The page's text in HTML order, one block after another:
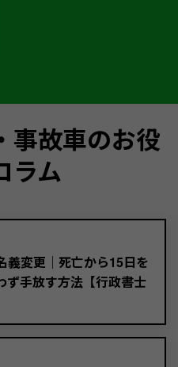
事故車のお役
ラム
義変更｜死亡から15日を
ず手放す方法【行政書士